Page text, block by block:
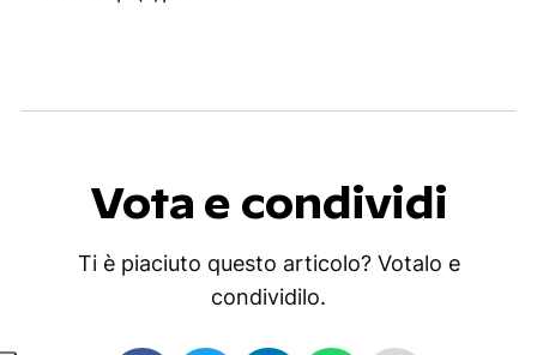
Vota e condividi
Ti è piaciuto questo articolo? Votalo e
condividilo.